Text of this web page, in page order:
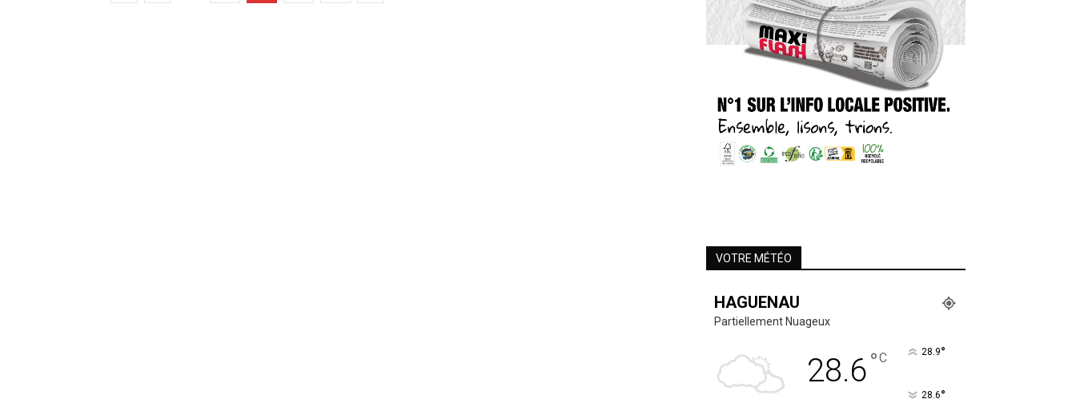
VOTRE MÉTÉO
HAGUENAU
Partiellement Nuageux
28.6°C 28.9°
28.6°